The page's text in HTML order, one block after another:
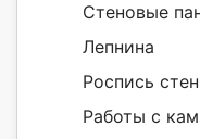
Стеновые
Лепнина
Роспись стен
Работы с